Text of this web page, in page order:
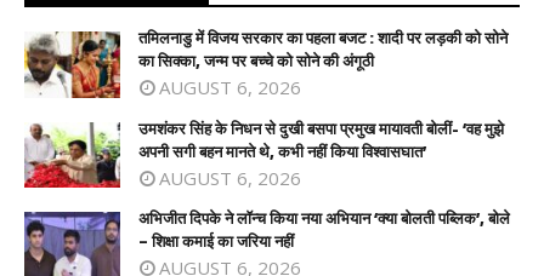
तमिलनाडु में विजय सरकार का पहला बजट : शादी पर लड़की को सोने
का सिक्का, जन्म पर बच्चे को सोने की अंगूठी
AUGUST 6, 2026
उमशंकर सिंह के निधन से दुखी बसपा प्रमुख मायावती बोलीं- ‘वह मुझे
अपनी सगी बहन मानते थे, कभी नहीं किया विश्वासघात’
AUGUST 6, 2026
अभिजीत दिपके ने लॉन्च किया नया अभियान ‘क्या बोलती पब्लिक’, बोले
– शिक्षा कमाई का जरिया नहीं
AUGUST 6, 2026